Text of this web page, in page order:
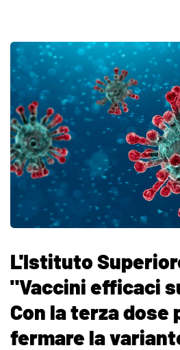
L'Istituto
"Vaccini efficaci
Con la terza dose
fermare la